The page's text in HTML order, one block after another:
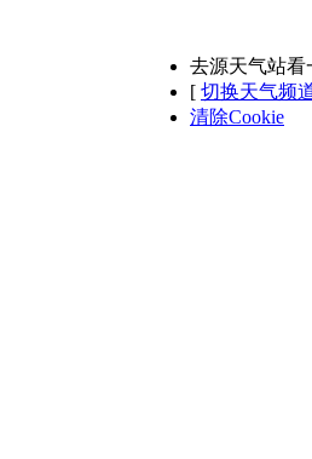
去源天气站看
[ 切换天气频
清除Cookie